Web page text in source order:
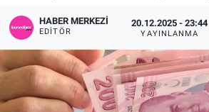
HABER MERKEZI
EDITÖR
20.12.2025 - 23:44
YAYINLANMA